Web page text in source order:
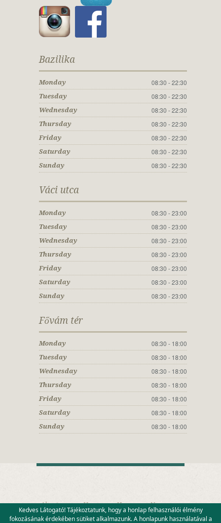
Bazilika
Monday 08:30 - 22:30
Tuesday 08:30 - 22:30
Wednesday 08:30 - 22:30
Thursday 08:30 - 22:30
Friday 08:30 - 22:30
Saturday 08:30 - 22:30
Sunday 08:30 - 22:30
Váci utca
Monday 08:30 - 23:00
Tuesday 08:30 - 23:00
Wednesday 08:30 - 23:00
Thursday 08:30 - 23:00
Friday 08:30 - 23:00
Saturday 08:30 - 23:00
Sunday 08:30 - 23:00
Fővám tér
Monday 08:30 - 18:00
Tuesday 08:30 - 18:00
Wednesday 08:30 - 18:00
Thursday 08:30 - 18:00
Friday 08:30 - 18:00
Saturday 08:30 - 18:00
Sunday 08:30 - 18:00
About us Home Home
News
Váci Street
Fővám Square
Contact
Kedves Látogató! Tájékoztatunk, hogy a honlap felhasználói élmény
fokozásának érdekében sütiket alkalmazunk. A honlapunk használatával a